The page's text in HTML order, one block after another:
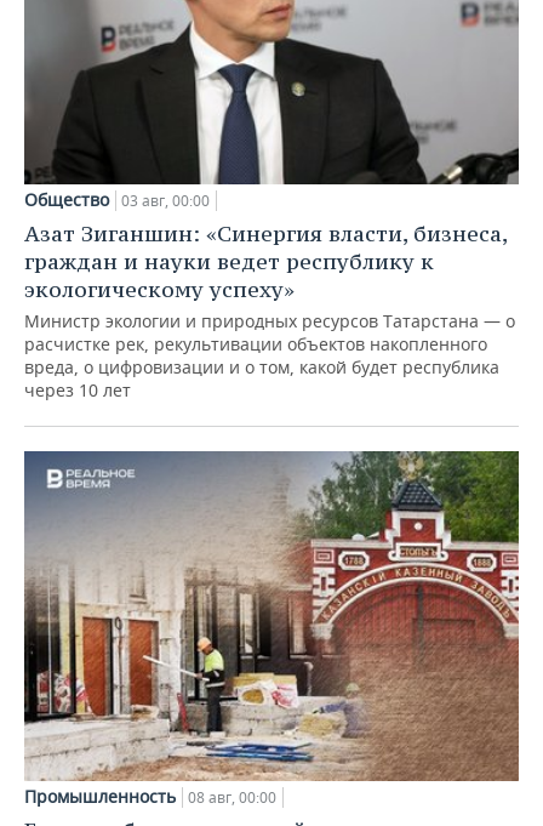
Общество 03 авг, 00:00
Азат Зиганшин: «Синергия власти, бизнеса,
граждан и науки ведет республику к
экологическому успеху»
Министр экологии и природных ресурсов Татарстана — о
расчистке рек, рекультивации объектов накопленного
вреда, о цифровизации и о том, какой будет республика
через 10 лет
Промышленность 08 авг, 00:00